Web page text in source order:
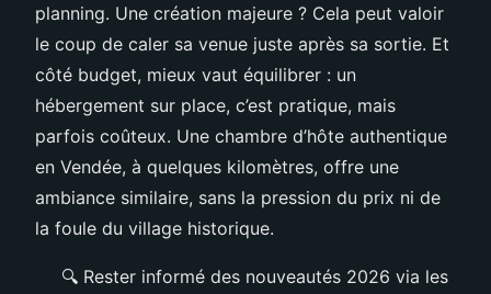
planning. Une création majeure ? Cela peut valoir
le coup de caler sa venue juste après sa sortie. Et
côté budget, mieux vaut équilibrer : un
hébergement sur place, c’est pratique, mais
parfois coûteux. Une chambre d’hôte authentique
en Vendée, à quelques kilomètres, offre une
ambiance similaire, sans la pression du prix ni de
la foule du village historique.
🔍 Rester informé des nouveautés 2026 via les